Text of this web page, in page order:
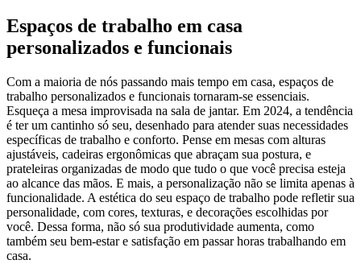
Espaços de trabalho em casa
personalizados e funcionais
Com a maioria de nós passando mais tempo em casa, espaços de
trabalho personalizados e funcionais tornaram-se essenciais.
Esqueça a mesa improvisada na sala de jantar. Em 2024, a tendência
é ter um cantinho só seu, desenhado para atender suas necessidades
específicas de trabalho e conforto. Pense em mesas com alturas
ajustáveis, cadeiras ergonômicas que abraçam sua postura, e
prateleiras organizadas de modo que tudo o que você precisa esteja
ao alcance das mãos. E mais, a personalização não se limita apenas à
funcionalidade. A estética do seu espaço de trabalho pode refletir sua
personalidade, com cores, texturas, e decorações escolhidas por
você. Dessa forma, não só sua produtividade aumenta, como
também seu bem-estar e satisfação em passar horas trabalhando em
casa.